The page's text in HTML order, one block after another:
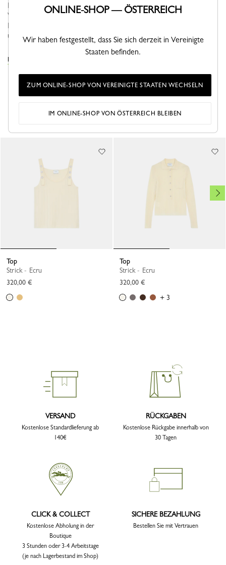
Die Prêt-à-porter-Kollektion von Longchamp für Herbst-
Winter 2026 unterstützt Frauen auf ihrer Suche nach Sinn und
Bewegung. Im Herbst zeigt sich die Silhouette abenteuerlustig
und praktisch...
Mehr sehen
DAS KÖNNTE IHNEN AUCH GEFALLEN
Top
Strick - Ecru
320,00 €
Top
Strick - Ecru
320,00 €
+ 3
VERSAND
Kostenlose Standardlieferung ab
140€
RÜCKGABEN
Kostenlose Rückgabe innerhalb von
30 Tagen
CLICK & COLLECT
Kostenlose Abholung in der
Boutique
3 Stunden oder 3-4 Arbeitstage
(je nach Lagerbestand im Shop)
SICHERE BEZAHLUNG
Bestellen Sie mit Vertrauen
ONLINE-SHOP — ÖSTERREICH
Wir haben festgestellt, dass Sie sich derzeit in Vereinigte
Staaten befinden.
ZUM ONLINE-SHOP VON VEREINIGTE STAATEN WECHSELN
IM ONLINE-SHOP VON ÖSTERREICH BLEIBEN